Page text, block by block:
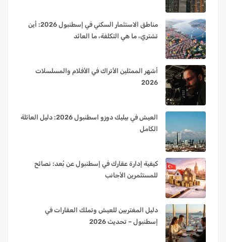
مناطق الاستثمار السكني في إسطنبول 2026: أين
تشتري، ما هي التكلفة، ما العائد
أشهر الممثلين الأتراك في الأفلام والمسلسلات
2026
العيش في بيليك دوزو اسطنبول 2026: دليل العائلة
الكامل
كيفية إدارة عقارك في إسطنبول عن بُعد: نصائح
للمستثمرين الأجانب
دليل المغتربين للعيش وتملك العقارات في
إسطنبول – تحديث 2026